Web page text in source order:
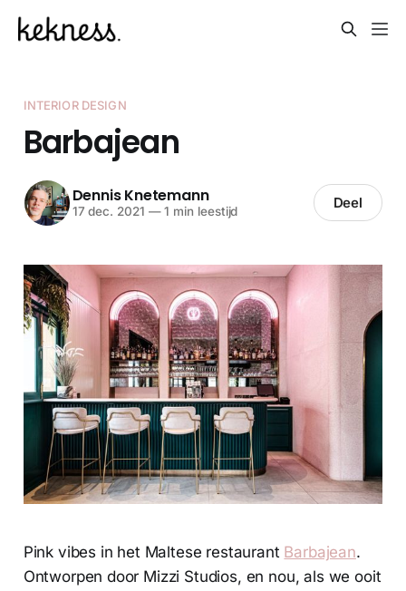
INTERIOR DESIGN
Barbajean
Dennis Knetemann
17 dec. 2021 —1 min leestijd Deel
Pink vibes in het Maltese restaurant Barbajean.
Ontworpen door Mizzi Studios, en nou, als we ooit